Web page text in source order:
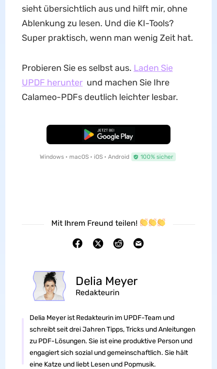
sieht übersichtlich aus und hilft mir, ohne
Ablenkung zu lesen. Und die KI-Tools?
Super praktisch, wenn man wenig Zeit hat.
Probieren Sie es selbst aus. Laden Sie
UPDF herunterund machen Sie Ihre
Calameo-PDFs deutlich leichter lesbar.
Kostenloser Download
Windows • macOS • iOS • Android 100% sicher
Mit Ihrem Freund teilen!
Delia Meyer
Redakteurin
Delia Meyer ist Redakteurin im UPDF-Team und
schreibt seit drei Jahren Tipps, Tricks und Anleitungen
zu PDF-Lösungen. Sie ist eine produktive Person und
engagiert sich sozial und gemeinschaftlich. Sie hält
eine Katze und liebt Lesen und Popmusik.